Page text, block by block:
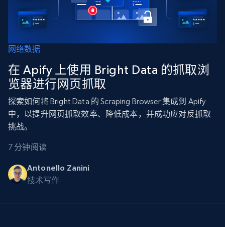
网络数据
在 Apify 上使用 Bright Data 的抓取浏
览器进行网页抓取
探索如何将 Bright Data 的 Scraping Browser 集成到 Apify
中，以提升网页抓取效率、降低成本，并成功应对反抓取
挑战。
7 分钟阅读
Antonello Zanini
技术写作